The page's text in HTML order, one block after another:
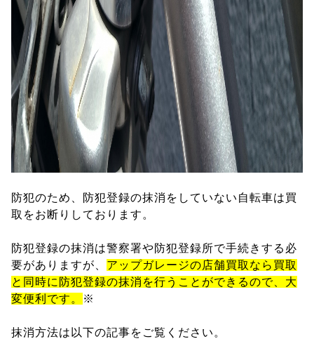
防犯のため、防犯登録の抹消をしていない自転車は買
取をお断りしております。
防犯登録の抹消は警察署や防犯登録所で手続きする必
要がありますが、 アップガレージの店舗買取なら買取
と同時に防犯登録の抹消を行うことができるので、大
変便利です。
※
抹消方法は以下の記事をご覧ください。